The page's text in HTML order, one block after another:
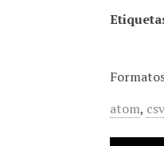
atom, csv